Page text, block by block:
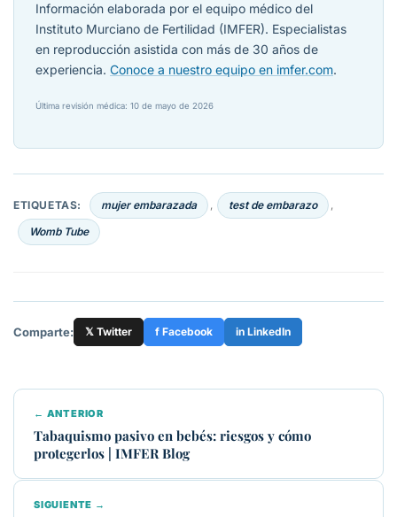
Información elaborada por el equipo médico del
Instituto Murciano de Fertilidad (IMFER). Especialistas
en reproducción asistida con más de 30 años de
experiencia. Conoce a nuestro equipo en imfer.com.
Última revisión médica: 10 de mayo de 2026
ETIQUETAS: mujer embarazada , test de embarazo ,
Womb Tube
Comparte: 𝕏 Twitter f Facebook in LinkedIn
← ANTERIOR
Tabaquismo pasivo en bebés: riesgos y cómo
protegerlos | IMFER Blog
SIGUIENTE →